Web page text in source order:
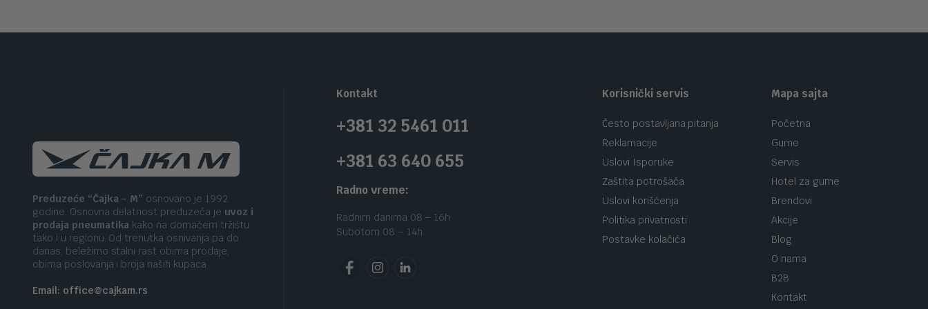
Preduzeće “Čajka – M” osnovano je 1992.
godine. Osnovna delatnost preduzeća je uvoz i
prodaja pneumatika kako na domaćem tržištu
tako i u regionu. Od trenutka osnivanja pa do
danas, beležimo stalni rast obima prodaje,
obima poslovanja i broja naših kupaca
Email: office@cajkam.rs
Kontakt
+381 32 5461 011
+381 63 640 655
Radno vreme:
Radnim danima 08 – 16h
Subotom 08 – 14h
Korisnički servis
Često postavljana pitanja
Reklamacije
Uslovi Isporuke
Zaštita potrošača
Uslovi korišćenja
Politika privatnosti
Postavke kolačića
Mapa sajta
Početna
Gume
Servis
Hotel za gume
Brendovi
Akcije
Blog
O nama
B2B
Kontakt